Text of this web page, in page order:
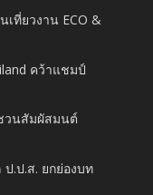
เที่ยวงาน ECO &
คว้าแชมป์
วนสัมผัสมนต์
.ป.ส. ยกย่องบท